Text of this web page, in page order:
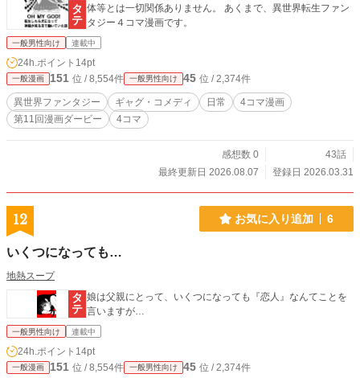
体等とは一切関係ありません。 あくまで、異世界転生ファン
タジー４コマ漫画です。
一般男性向け 連載中
24h.ポイント 14pt
一般漫画 151 位 / 8,554件 一般男性向け 45 位 / 2,374件
異世界ファンタジー ギャグ・コメディ 日常
4コマ漫画
第11回漫画ダービー
4コマ
感想数 0
43話
最終更新日 2026.08.07
登録日 2026.03.31
12 お気に入り追加 6
いくつになっても…
地熱スープ
娘は父親にとって、いくつになっても『恋人』なんてことを
言いますが…
一般男性向け 連載中
24h.ポイント 14pt
一般漫画 151 位 / 8,554件 一般男性向け 45 位 / 2,374件